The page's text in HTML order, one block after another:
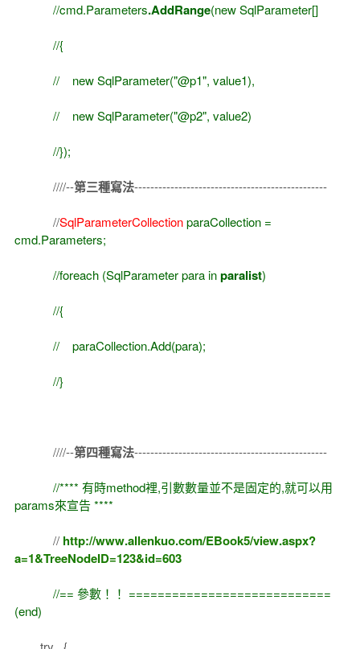
//cmd.Parameters.AddRange(new SqlParameter[]
//{
// new SqlParameter("@p1", value1),
// new SqlParameter("@p2", value2)
//});
////--第三種寫法------------------------------------------------
//SqlParameterCollectionparaCollection =
cmd.Parameters;
//foreach (SqlParameter para inparalist)
//{
// paraCollection.Add(para);
//}
////--第四種寫法------------------------------------------------
//**** 有時method裡,引數數量並不是固定的,就可以用
params來宣告 ****
// http://www.allenkuo.com/EBook5/view.aspx?
a=1&TreeNodeID=123&id=603
//== 參數！！ ============================
(end)